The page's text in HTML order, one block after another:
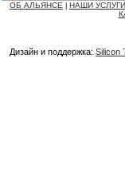
ОБ АЛЬЯНСЕ НАШИ УСЛУГИ
Дизайн и поддержка: Silicon